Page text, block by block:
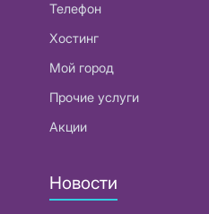
Телефон
Хостинг
Мой город
Прочие услуги
Акции
Новости